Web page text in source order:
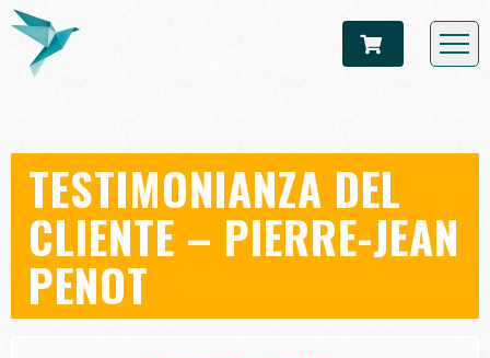
TESTIMONIANZA DEL
CLIENTE – PIERRE-JEAN
PENOT